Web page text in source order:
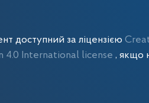
доступний за ліцензією
International license , якщо